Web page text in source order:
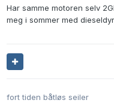
Har samme motoren selv
meg i sommer med
fort tiden båtløs seiler